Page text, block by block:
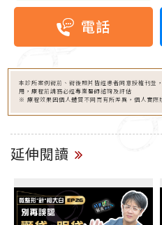
電話
本診所案例術前、術後照片皆經患者同意授權刊登
用，療程前請務必經專業醫師諮詢及評估
※ 療程效果因個人體質不同而有所差異，個人實際
延伸閱讀